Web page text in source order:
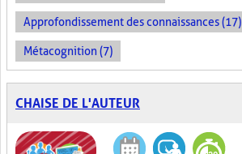
Approfondissement des connaissances (17)
Métacognition (7)
CHAISE DE L'AUTEUR